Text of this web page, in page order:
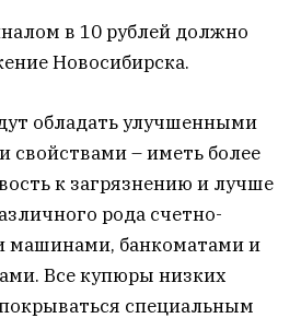
в 10 рублей должно
Новосибирска.
обладать улучшенными
свойствами – иметь более
к загрязнению и лучше
рода счетно-
машинами, банкоматами и
Все купюры низких
специальным